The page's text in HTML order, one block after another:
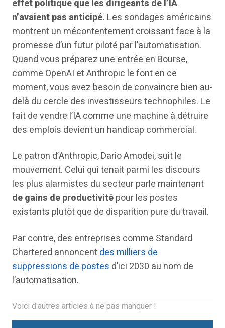
effet politique que les dirigeants de l’IA
n’avaient pas anticipé. Les sondages américains
montrent un mécontentement croissant face à la
promesse d’un futur piloté par l’automatisation.
Quand vous préparez une entrée en Bourse,
comme OpenAI et Anthropic le font en ce
moment, vous avez besoin de convaincre bien au-
delà du cercle des investisseurs technophiles. Le
fait de vendre l’IA comme une machine à détruire
des emplois devient un handicap commercial.
Le patron d’Anthropic, Dario Amodei, suit le
mouvement. Celui qui tenait parmi les discours
les plus alarmistes du secteur parle maintenant
de gains de productivitépour les postes
existants plutôt que de disparition pure du travail.
Par contre, des entreprises comme Standard
Chartered annoncentdes milliers de
suppressions de postes d’ici 2030 au nom de
l’automatisation.
Voici d'autres articles à ne pas manquer !